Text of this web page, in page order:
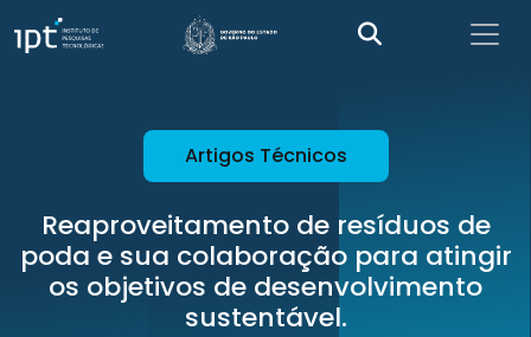
Artigos Técnicos
Reaproveitamento de resíduos de
poda e sua colaboração para atingir
os objetivos de desenvolvimento
sustentável.